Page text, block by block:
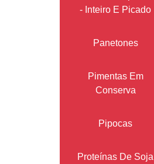
- Inteiro E Picado
Panetones
Pimentas Em
Conserva
Pipocas
Proteínas De Soja